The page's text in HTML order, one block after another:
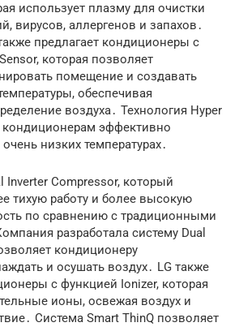
использует плазму для очистки
вирусов, аллергенов и запахов․
предлагает кондиционеры с
которая позволяет
помещение и создавать
обеспечивая
воздуха․ Технология Hyper
кондиционерам эффективно
низких температурах․
Inverter Compressor, который
тихую работу и более высокую
по сравнению с традиционными
разработала систему Dual
кондиционеру
и осушать воздух․ LG также
с функцией Ionizer, которая
ионы, освежая воздух и
Система Smart ThinQ позволяет